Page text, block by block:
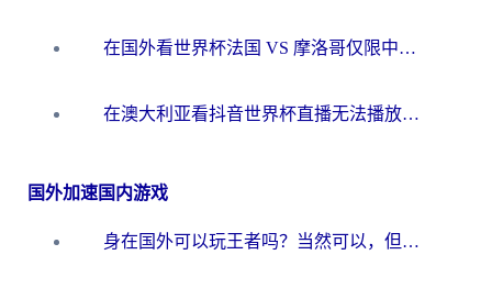
在国外看世界杯法国 VS 摩洛哥仅限中国大陆？别让地域限制拦下你的欢呼
在澳大利亚看抖音世界杯直播无法播放？海外党体育观赛终极指南来了！
国外加速国内游戏
身在国外可以玩王者吗？当然可以，但你需要这份“加速”指南